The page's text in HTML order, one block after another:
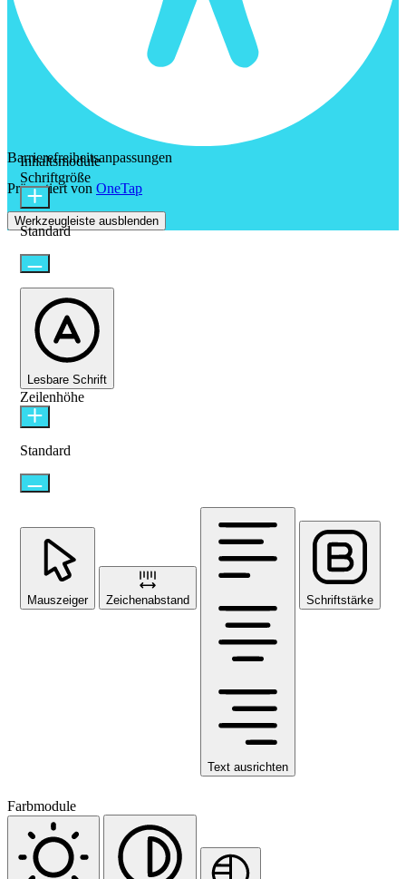
Barrierefreiheitsanpassungen
Präsentiert von OneTap
Werkzeugleiste ausblenden
Inhaltsmodule
Schriftgröße
Standard
Lesbare Schrift
Zeilenhöhe
Standard
Mauszeiger Zeichenabstand
Text ausrichten
Schriftstärke
Farbmodule